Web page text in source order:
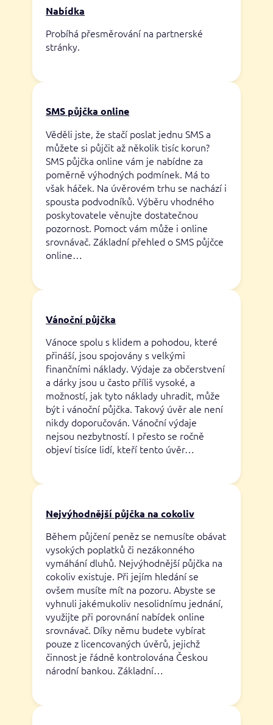
Nabídka
Probíhá přesměrování na partnerské
stránky.
SMS půjčka online
Věděli jste, že stačí poslat jednu SMS a
můžete si půjčit až několik tisíc korun?
SMS půjčka online vám je nabídne za
poměrně výhodných podmínek. Má to
však háček. Na úvěrovém trhu se nachází i
spousta podvodníků. Výběru vhodného
poskytovatele věnujte dostatečnou
pozornost. Pomoct vám může i online
srovnávač. Základní přehled o SMS půjčce
online…
Vánoční půjčka
Vánoce spolu s klidem a pohodou, které
přináší, jsou spojovány s velkými
finančními náklady. Výdaje za občerstvení
a dárky jsou u často příliš vysoké, a
možností, jak tyto náklady uhradit, může
být i vánoční půjčka. Takový úvěr ale není
nikdy doporučován. Vánoční výdaje
nejsou nezbytností. I přesto se ročně
objeví tisíce lidí, kteří tento úvěr…
Nejvýhodnější půjčka na cokoliv
Během půjčení peněz se nemusíte obávat
vysokých poplatků či nezákonného
vymáhání dluhů. Nejvýhodnější půjčka na
cokoliv existuje. Při jejím hledání se
ovšem musíte mít na pozoru. Abyste se
vyhnuli jakémukoliv nesolidnímu jednání,
využijte při porovnání nabídek online
srovnávač. Díky němu budete vybírat
pouze z licencovaných úvěrů, jejichž
činnost je řádně kontrolována Českou
národní bankou. Základní…